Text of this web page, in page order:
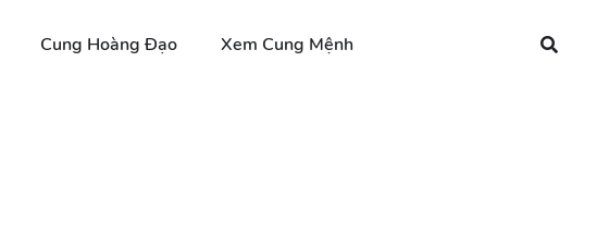
Cung Hoàng Đạo Xem Cung Mệnh